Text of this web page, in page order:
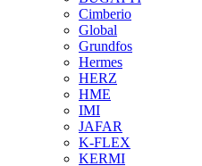
Cimberio
Global
Grundfos
Hermes
HERZ
HME
IMI
JAFAR
K-FLEX
KERMI